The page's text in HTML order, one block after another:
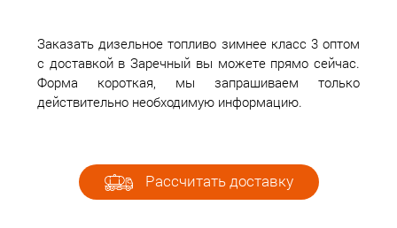
Заказать дизельное топливо зимнее класс 3 оптом
с доставкой в Заречный вы можете прямо сейчас.
Форма короткая, мы запрашиваем только
действительно необходимую информацию.
Рассчитать доставку